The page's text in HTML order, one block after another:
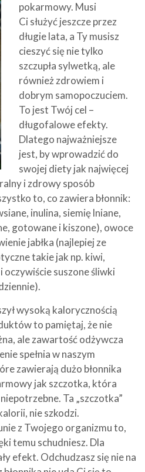
pokarmowy. Musi
Ci służyć jeszcze przez
długie lata, a Ty musisz
cieszyć się nie tylko
szczupła sylwetką, ale
również zdrowiem i
dobrym samopoczuciem.
To jest Twój cel –
długofalowe efekty.
Dlatego najważniejsze
jest, by wprowadzić do
swojej diety jak najwięcej
i zdrowy sposób
to, co zawiera błonnik:
inulina, siemię lniane,
gotowane i kiszone), owoce
jabłka (najlepiej ze
takie jak np. kiwi,
suszone śliwki
wysoką kalorycznością
to pamiętaj, że nie
ale zawartość odżywcza
spełnia w naszym
zawierają dużo błonnika
jak szczotka, która
Ta „szczotka”
nie szkodzi.
z Twojego organizmu to,
temu schudniesz. Dla
efekt. Odchudzasz się nie na